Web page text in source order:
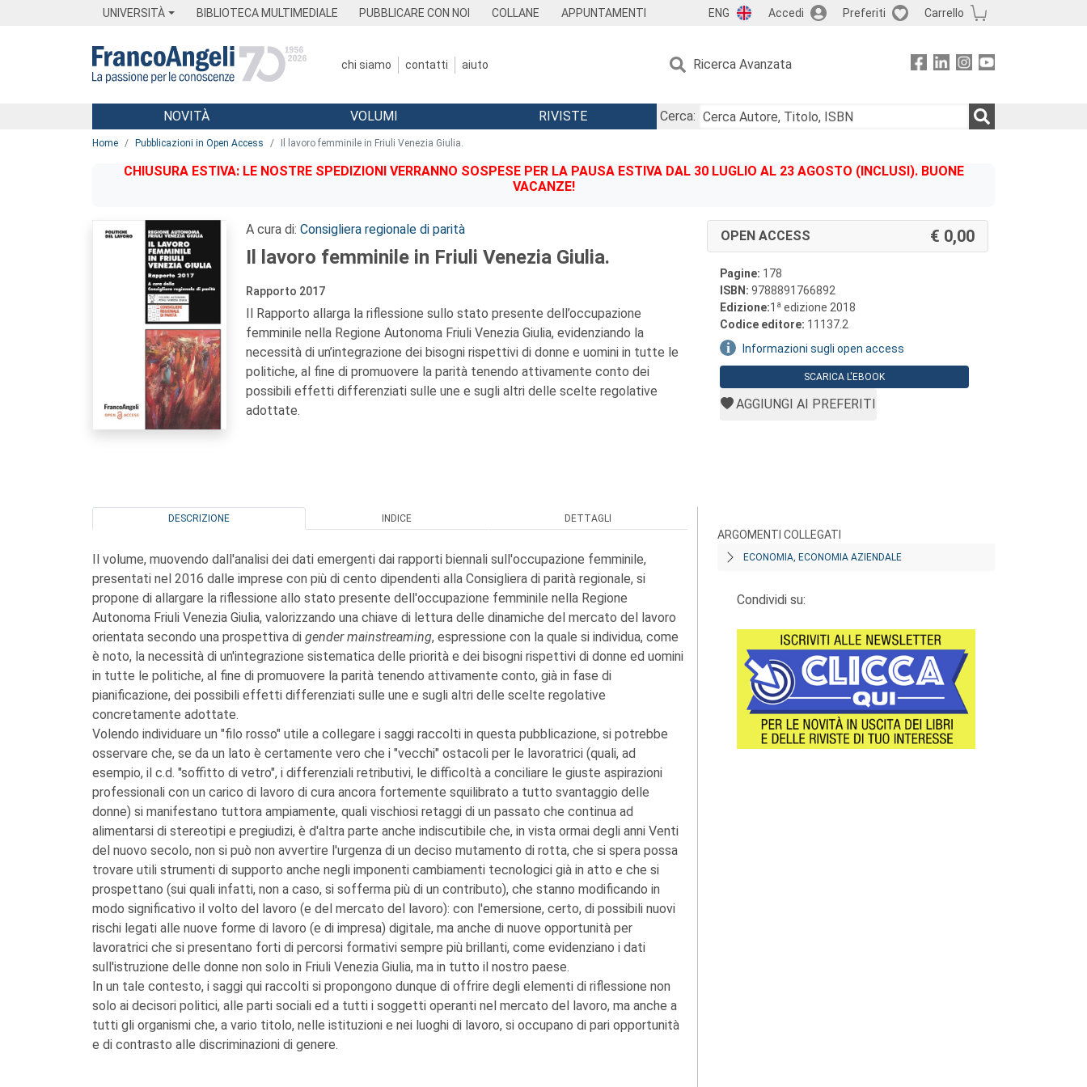
UNIVERSITÀ BIBLIOTECA MULTIMEDIALE PUBBLICARE CON NOI COLLANE APPUNTAMENTI ENG Accedi Preferiti Carrello
chi siamo contatti aiuto Ricerca Avanzata
Menu
NOVITÀ VOLUMI RIVISTE
Cerca:
Home Pubblicazioni in Open Access Il lavoro femminile in Friuli Venezia Giulia.
CHIUSURA ESTIVA: LE NOSTRE SPEDIZIONI VERRANNO SOSPESE PER LA PAUSA ESTIVA DAL 30 LUGLIO AL 23 AGOSTO (INCLUSI). BUONE
VACANZE!
A cura di: Consigliera regionale di parità
Il lavoro femminile in Friuli Venezia Giulia.
Rapporto 2017
Il Rapporto allarga la riflessione sullo stato presente dell’occupazione
femminile nella Regione Autonoma Friuli Venezia Giulia, evidenziando la
necessità di un’integrazione dei bisogni rispettivi di donne e uomini in tutte le
politiche, al fine di promuovere la parità tenendo attivamente conto dei
possibili effetti differenziati sulle une e sugli altri delle scelte regolative
adottate.
OPEN ACCESS 0,00
Pagine: 178
ISBN: 9788891766892
Edizione:1 a edizione 2018
Codice editore: 11137.2
Informazioni sugli open access
SCARICA L'EBOOK
AGGIUNGI AI PREFERITI
DESCRIZIONE INDICE DETTAGLI
Il volume, muovendo dall'analisi dei dati emergenti dai rapporti biennali sull'occupazione femminile,
presentati nel 2016 dalle imprese con più di cento dipendenti alla Consigliera di parità regionale, si
propone di allargare la riflessione allo stato presente dell'occupazione femminile nella Regione
Autonoma Friuli Venezia Giulia, valorizzando una chiave di lettura delle dinamiche del mercato del lavoro
orientata secondo una prospettiva di gender mainstreaming, espressione con la quale si individua, come
è noto, la necessità di un'integrazione sistematica delle priorità e dei bisogni rispettivi di donne ed uomini
in tutte le politiche, al fine di promuovere la parità tenendo attivamente conto, già in fase di
pianificazione, dei possibili effetti differenziati sulle une e sugli altri delle scelte regolative
concretamente adottate.
Volendo individuare un "filo rosso" utile a collegare i saggi raccolti in questa pubblicazione, si potrebbe
osservare che, se da un lato è certamente vero che i "vecchi" ostacoli per le lavoratrici (quali, ad
esempio, il c.d. "soffitto di vetro", i differenziali retributivi, le difficoltà a conciliare le giuste aspirazioni
professionali con un carico di lavoro di cura ancora fortemente squilibrato a tutto svantaggio delle
donne) si manifestano tuttora ampiamente, quali vischiosi retaggi di un passato che continua ad
alimentarsi di stereotipi e pregiudizi, è d'altra parte anche indiscutibile che, in vista ormai degli anni Venti
del nuovo secolo, non si può non avvertire l'urgenza di un deciso mutamento di rotta, che si spera possa
trovare utili strumenti di supporto anche negli imponenti cambiamenti tecnologici già in atto e che si
prospettano (sui quali infatti, non a caso, si sofferma più di un contributo), che stanno modificando in
modo significativo il volto del lavoro (e del mercato del lavoro): con l'emersione, certo, di possibili nuovi
rischi legati alle nuove forme di lavoro (e di impresa) digitale, ma anche di nuove opportunità per
lavoratrici che si presentano forti di percorsi formativi sempre più brillanti, come evidenziano i dati
sull'istruzione delle donne non solo in Friuli Venezia Giulia, ma in tutto il nostro paese.
In un tale contesto, i saggi qui raccolti si propongono dunque di offrire degli elementi di riflessione non
solo ai decisori politici, alle parti sociali ed a tutti i soggetti operanti nel mercato del lavoro, ma anche a
tutti gli organismi che, a vario titolo, nelle istituzioni e nei luoghi di lavoro, si occupano di pari opportunità
e di contrasto alle discriminazioni di genere.
ARGOMENTI COLLEGATI
ECONOMIA, ECONOMIA AZIENDALE
Condividi su: